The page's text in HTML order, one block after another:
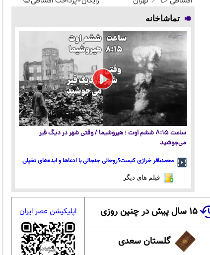
تماشاخانه
ساعت ۸:۱۵ ششم اوت ؛ هیروشیما / وقتی شهر در دیگ قیر
می‌جوشید
محمدباقر خرازی کیست؟روحانی جنجالی با ادعاها و ایده‌های تخیلی
فیلم های دیگر
۱۵ سال پیش در چنین روزی
گلستان سعدی
اپلیکیشن عصر ایران